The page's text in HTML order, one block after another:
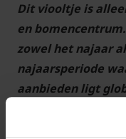
Dit viooltje is
en
zowel het najaar
najaarsperiode
aanbieden ligt
midden